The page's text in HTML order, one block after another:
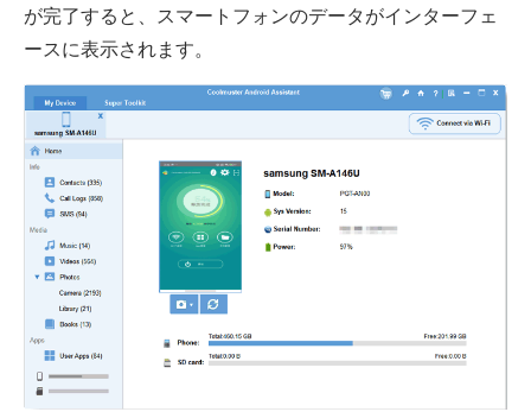
が完了すると、スマートフォンのデータがインターフェ
ースに表示されます。